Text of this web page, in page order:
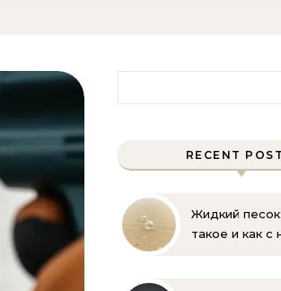
RECENT
Жидкий
такое и как с